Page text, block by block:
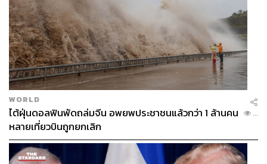
WORLD
ไต้ฝุ่นดอลฟินพัดถล่มจีน อพยพประชาชนแล้วกว่า 1 ล้านคน
หลายเที่ยวบินถูกยกเลิก
...